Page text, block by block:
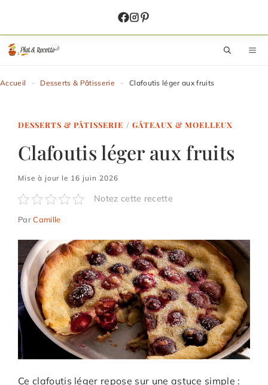
contenu
Accueil - Desserts & Pâtisserie - Clafoutis léger aux fruits
DESSERTS & PÂTISSERIE / GÂTEAUX & MOELLEUX
Clafoutis léger aux fruits
Mise à jour le 16 juin 2026
Notez cette recette
ParCamille
Ce clafoutis léger repose sur une astuce simple :